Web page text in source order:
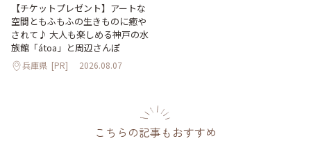
【チケットプレゼント】アートな
空間ともふもふの生きものに癒や
されて♪ 大人も楽しめる神戸の水
族館「átoa」と周辺さんぽ
兵庫県 [PR] 2026.08.07
こちらの記事もおすすめ